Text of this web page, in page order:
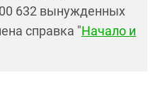
632 вынужденных
справка "Начало и